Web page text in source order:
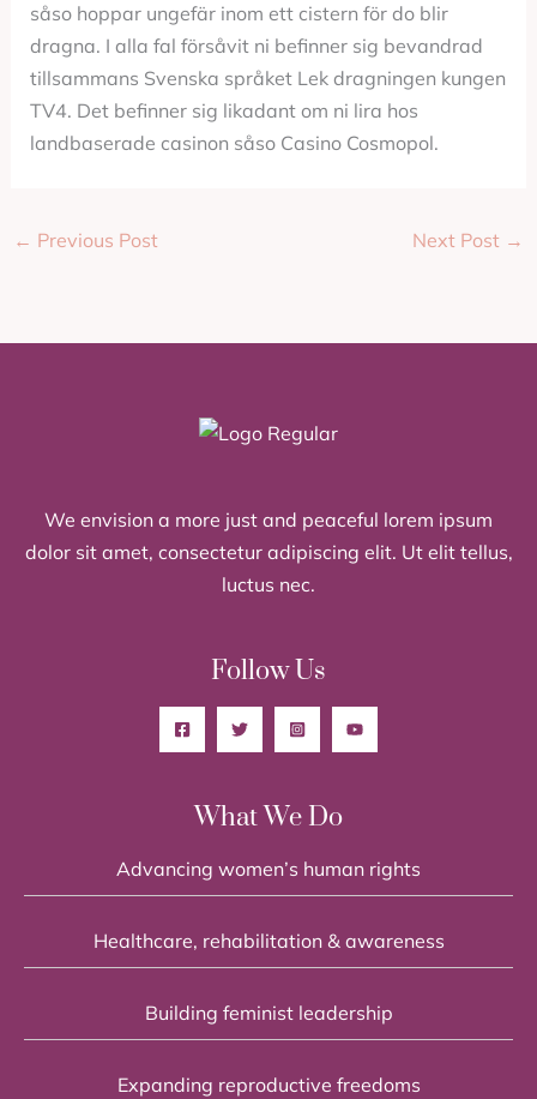
såso hoppar ungefär inom ett cistern för do blir
dragna. I alla fal försåvit ni befinner sig bevandrad
tillsammans Svenska språket Lek dragningen kungen
TV4. Det befinner sig likadant om ni lira hos
landbaserade casinon såso Casino Cosmopol.
← Previous Post Next Post →
We envision a more just and peaceful lorem ipsum
dolor sit amet, consectetur adipiscing elit. Ut elit tellus,
luctus nec.
Follow Us
What We Do
Advancing women’s human rights
Healthcare, rehabilitation & awareness
Building feminist leadership
Expanding reproductive freedoms